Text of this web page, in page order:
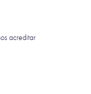
acreditar